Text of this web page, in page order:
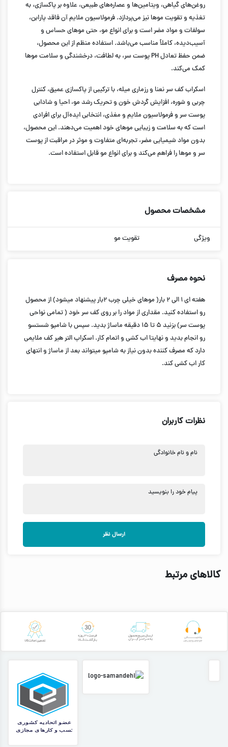
روغن‌های گیاهی، ویتامین‌ها و عصاره‌های طبیعی، علاوه بر پاکسازی، به
تغذیه و تقویت موها نیز می‌پردازد. فرمولاسیون ملایم آن فاقد پارابن،
سولفات و مواد مضر است و برای انواع مو، حتی موهای حساس و
آسیب‌دیده، کاملاً مناسب می‌باشد. استفاده منظم از این محصول،
ضمن حفظ تعادل PH پوست سر، به لطافت، درخشندگی و سلامت موها
کمک می‌کند.
اسکراب کف سر نعنا و رزماری میله، با ترکیبی از پاکسازی عمیق، کنترل
چربی و شوره، افزایش گردش خون و تحریک رشد مو، احیا و شادابی
پوست سر و فرمولاسیون ملایم و مغذی، انتخابی ایده‌آل برای افرادی
است که به سلامت و زیبایی موهای خود اهمیت می‌دهند. این محصول،
بدون مواد شیمیایی مضر، تجربه‌ای متفاوت و موثر در مراقبت از پوست
سر و موها را فراهم می‌کند و برای انواع مو قابل استفاده است.
مشخصات محصول
ویژگی تقویت مو
نحوه مصرف
هفته ای ۱ الی ۲ بار( موهای خیلی چرب ۲بار پیشنهاد میشود) از محصول
رو استفاده کنید. مقداری از مواد را بر روی کف سر خود ( تمامی نواحی
پوست سر) بزنید ۵ تا ۱۵ دقیقه ماساژ بدید. سپس با شامپو شستسو
رو انجام بدید و نهایتا اب کشی و اتمام کار. اسکراپ التر هیر کف ملایمی
دارد که مصرف کننده بدون نیاز به شامپو میتواند بعد از ماساژ و انتهای
کار اب کشی کند.
نظرات کاربران
نام و نام خانوادگی
پیام خود را بنویسید
ارسال نظر
کالاهای مرتبط